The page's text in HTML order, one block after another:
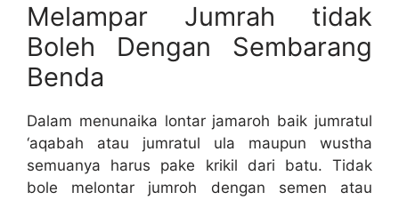
Melampar Jumrah tidak
Boleh Dengan Sembarang
Benda
Dalam menunaika lontar jamaroh baik jumratul
‘aqabah atau jumratul ula maupun wustha
semuanya harus pake krikil dari batu. Tidak
bole melontar jumroh dengan semen atau